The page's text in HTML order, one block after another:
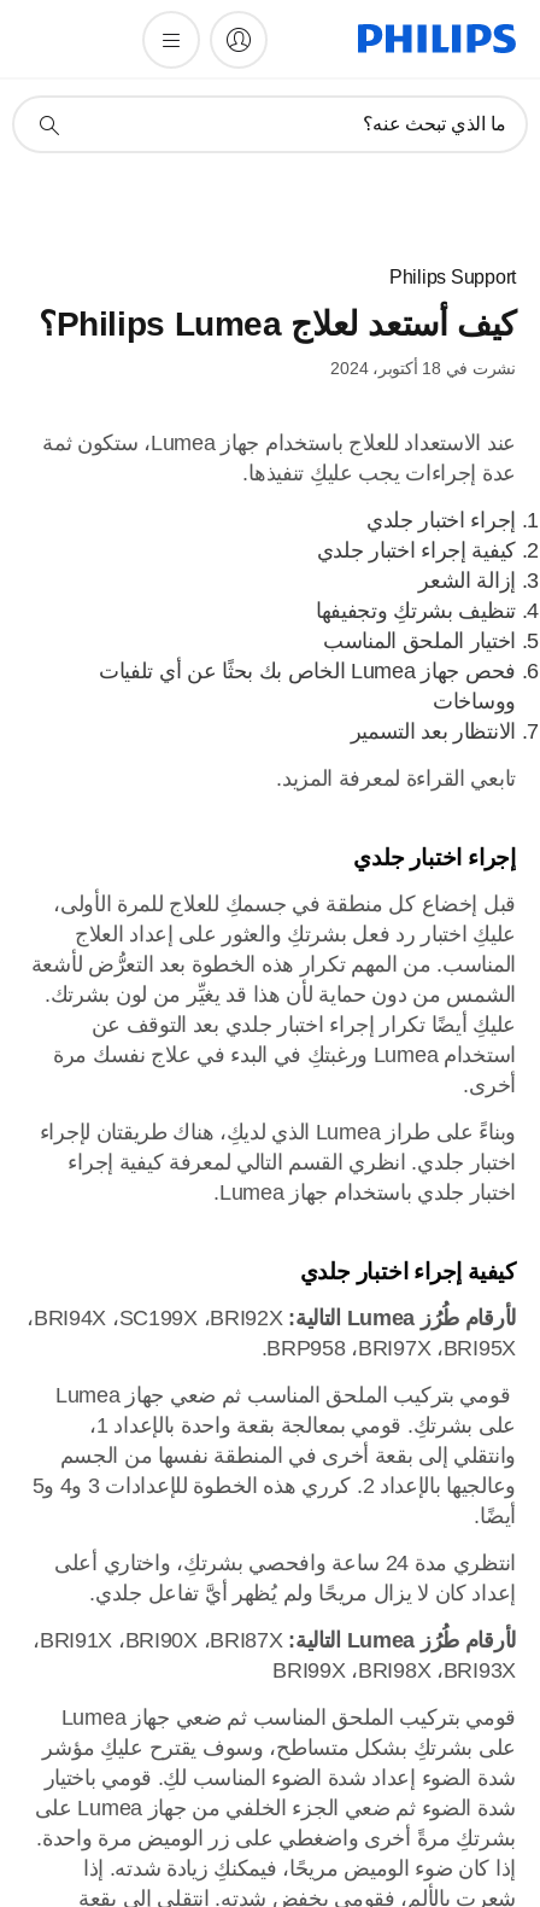
دعم
ما الذي تبحث عنه؟
Philips Support
كيف أستعد لعلاج Philips Lumea؟
نشرت في 18 أكتوبر، 2024
عند الاستعداد للعلاج باستخدام جهاز Lumea، ستكون ثمة
عدة إجراءات يجب عليكِ تنفيذها.
إجراء اختبار جلدي
كيفية إجراء اختبار جلدي
إزالة الشعر
تنظيف بشرتكِ وتجفيفها
اختيار الملحق المناسب
فحص جهاز Lumea الخاص بك بحثًا عن أي تلفيات
ووساخات
الانتظار بعد التسمير
تابعي القراءة لمعرفة المزيد.
إجراء اختبار جلدي
قبل إخضاع كل منطقة في جسمكِ للعلاج للمرة الأولى،
عليكِ اختبار رد فعل بشرتكِ والعثور على إعداد العلاج
المناسب. من المهم تكرار هذه الخطوة بعد التعرُّض لأشعة
الشمس من دون حماية لأن هذا قد يغيِّر من لون بشرتك.
عليكِ أيضًا تكرار إجراء اختبار جلدي بعد التوقف عن
استخدام Lumea ورغبتكِ في البدء في علاج نفسك مرة
أخرى.
وبناءً على طراز Lumea الذي لديكِ، هناك طريقتان لإجراء
اختبار جلدي. انظري القسم التالي لمعرفة كيفية إجراء
اختبار جلدي باستخدام جهاز Lumea.
كيفية إجراء اختبار جلدي
لأرقام طُرُز Lumea التالية:
BRI92X،‏ SC199X،‏ BRI94X،‏
BRI95X،‏ BRI97X،‏ BRP958.
قومي بتركيب الملحق المناسب ثم ضعي جهاز Lumea
على بشرتكِ. قومي بمعالجة بقعة واحدة بالإعداد 1،
وانتقلي إلى بقعة أخرى في المنطقة نفسها من الجسم
وعالجيها بالإعداد 2. كرري هذه الخطوة للإعدادات 3 و4 و5
أيضًا.
انتظري مدة 24 ساعة وافحصي بشرتكِ، واختاري أعلى
إعداد كان لا يزال مريحًا ولم يُظهر أيَّ تفاعل جلدي.
لأرقام طُرُز Lumea التالية:
BRI87X،‏ BRI90X،‏ BRI91X،‏
BRI93X،‏ BRI98X،‏ BRI99X
قومي بتركيب الملحق المناسب ثم ضعي جهاز Lumea
على بشرتكِ بشكل متساطح، وسوف يقترح عليكِ مؤشر
شدة الضوء إعداد شدة الضوء المناسب لكِ. قومي باختيار
شدة الضوء ثم ضعي الجزء الخلفي من جهاز Lumea على
بشرتكِ مرةً أخرى واضغطي على زر الوميض مرة واحدة.
إذا كان ضوء الوميض مريحًا، فيمكنكِ زيادة شدته. إذا
شعرتِ بالألم، فقومي بخفض شدته. انتقلي إلى بقعة